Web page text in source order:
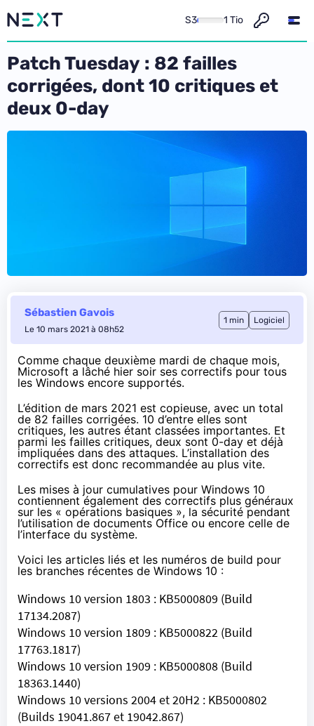
S3 1 Tio
Patch Tuesday : 82 failles
corrigées, dont 10 critiques et
deux 0-day
Sébastien Gavois
Le 10 mars 2021 à 08h52
1 min Logiciel
Comme chaque deuxième mardi de chaque mois,
Microsoft a lâché hier soir ses correctifs pour tous
les Windows encore supportés.
L’édition de mars 2021 est copieuse, avec un total
de 82 failles corrigées. 10 d’entre elles sont
critiques, les autres étant classées importantes. Et
parmi les failles critiques, deux sont 0-day et déjà
impliquées dans des attaques. L’installation des
correctifs est donc recommandée au plus vite.
Les mises à jour cumulatives pour Windows 10
contiennent également des correctifs plus généraux
sur les « opérations basiques », la sécurité pendant
l’utilisation de documents Office ou encore celle de
l’interface du système.
Voici les articles liés et les numéros de build pour
les branches récentes de Windows 10 :
Windows 10 version 1803 : KB5000809 (Build
17134.2087)
Windows 10 version 1809 : KB5000822 (Build
17763.1817)
Windows 10 version 1909 : KB5000808 (Build
18363.1440)
Windows 10 versions 2004 et 20H2 : KB5000802
(Builds 19041.867 et 19042.867)